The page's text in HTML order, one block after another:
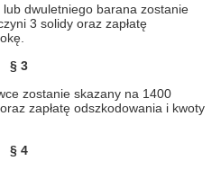
dwuletniego barana zostanie
3 solidy oraz zapłatę
§ 3
zostanie skazany na 1400
zapłatę odszkodowania i kwoty
§ 4